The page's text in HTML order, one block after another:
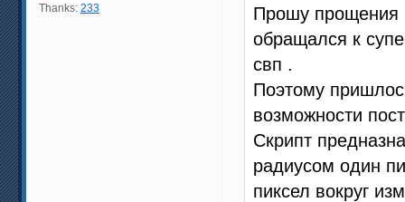
Thanks: 233
Прошу прощения
обращался к
свп .
Поэтому
возможности
Скрипт
радиусом один
пиксел вокруг